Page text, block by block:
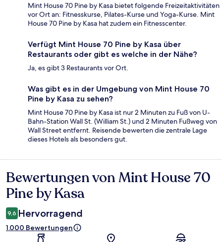
Mint House 70 Pine by Kasa bietet folgende Freizeitaktivitäten
vor Ort an: Fitnesskurse, Pilates-Kurse und Yoga-Kurse. Mint
House 70 Pine by Kasa hat zudem ein Fitnesscenter.
Verfügt Mint House 70 Pine by Kasa über
Restaurants oder gibt es welche in der Nähe?
Ja, es gibt 3 Restaurants vor Ort.
Was gibt es in der Umgebung von Mint House 70
Pine by Kasa zu sehen?
Mint House 70 Pine by Kasa ist nur 2 Minuten zu Fuß von U-
Bahn-Station Wall St. (William St.) und 2 Minuten Fußweg von
Wall Street entfernt. Reisende bewerten die zentrale Lage
dieses Hotels als besonders gut.
Bewertungen
Bewertungen von Mint House 70
Pine by Kasa
9,6 Hervorragend
1.000 Bewertungen